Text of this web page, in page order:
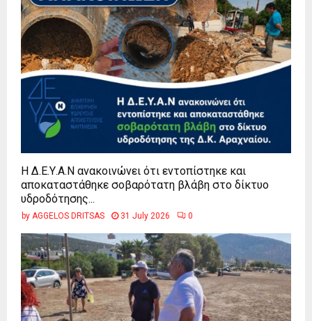
Η Δ.Ε.Υ.Α.Ν ανακοινώνει ότι εντοπίστηκε και
αποκαταστάθηκε σοβαρότατη βλάβη στο δίκτυο
υδροδότησης...
by AGGELOS DRITSAS 31 July 2026 0